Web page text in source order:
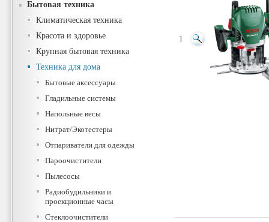
Бытовая техника
Климатическая техника
Красота и здоровье
Крупная бытовая техника
Техника для дома
Бытовые аксессуары
Гладильные системы
Напольные весы
Нитрат/Экотестеры
Отпариватели для одежды
Пароочистители
Пылесосы
Радиобудильники и
проекционные часы
Стеклоочистители
1